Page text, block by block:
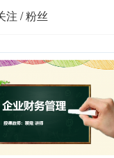
注 / 粉丝